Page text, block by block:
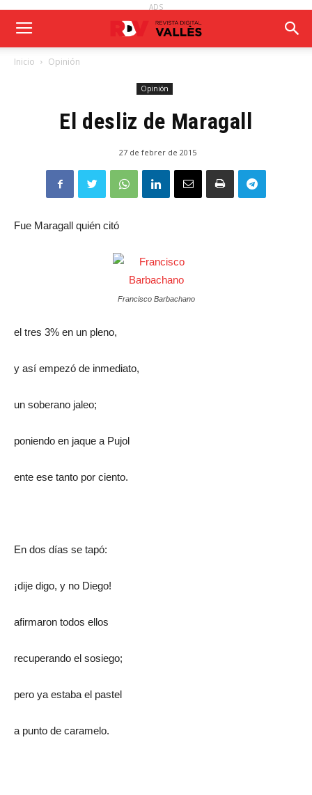
ADS
Inicio Opinión
Opinión
El desliz de Maragall
27 de febrer de 2015
Fue Maragall quién citó
Francisco Barbachano
el tres 3% en un pleno,
y así empezó de inmediato,
un soberano jaleo;
poniendo en jaque a Pujol
ente ese tanto por ciento.
En dos días se tapó:
¡dije digo, y no Diego!
afirmaron todos ellos
recuperando el sosiego;
pero ya estaba el pastel
a punto de caramelo.